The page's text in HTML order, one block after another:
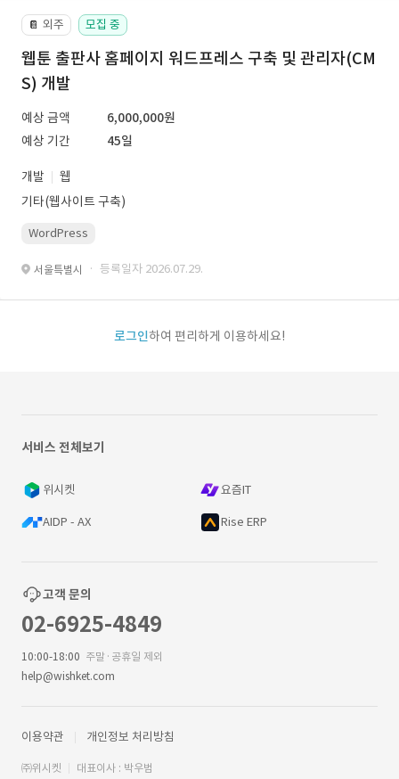
📔 외주 모집 중
웹툰 출판사 홈페이지 워드프레스 구축 및 관리자(CM
S) 개발
예상 금액
6,000,000원
예상 기간
45일
개발
웹
기타(웹사이트 구축)
WordPress
서울특별시 · 등록일자 2026.07.29.
로그인하여 편리하게 이용하세요!
서비스 전체보기
위시켓 요즘IT
AIDP - AX Rise ERP
고객 문의
02-6925-4849
10:00-18:00 주말·공휴일 제외
help@wishket.com
이용약관 개인정보 처리방침
㈜위시켓 대표이사 : 박우범